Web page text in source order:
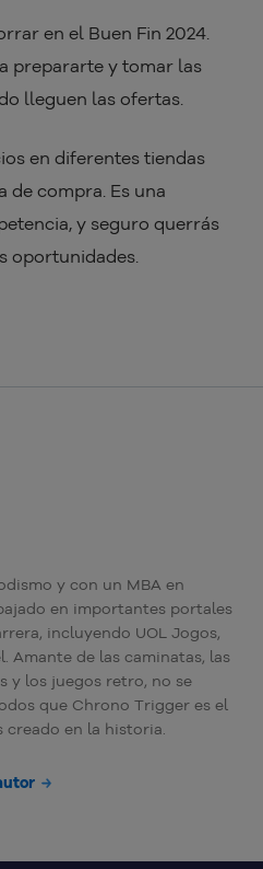
en el Buen Fin 2024.
prepararte y tomar las
lleguen las ofertas.
en diferentes tiendas
de compra. Es una
y seguro querrás
oportunidades.
y con un MBA en
en importantes portales
incluyendo UOL Jogos,
Amante de las caminatas, las
y los juegos retro, no se
que Chrono Trigger es el
creado en la historia.